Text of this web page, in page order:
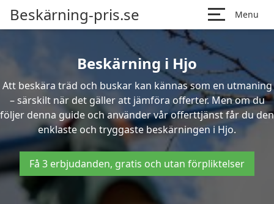
Beskärning-pris.se Menu
Beskärning i Hjo
Att beskära träd och buskar kan kännas som en utmaning
– särskilt när det gäller att jämföra offerter. Men om du
följer denna guide och använder vår offerttjänst får du den
enklaste och tryggaste beskärningen i Hjo.
Få 3 erbjudanden, gratis och utan förpliktelser